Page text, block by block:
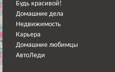
Будь красивой!
Домашние дела
Недвижимость
Карьера
Домашние любимцы
АвтоЛеди